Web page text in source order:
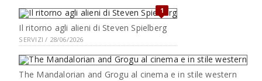
1
Il ritorno agli alieni di Steven Spielberg
SERVIZI / 28/06/2026
The Mandalorian and Grogu al cinema e in stile western